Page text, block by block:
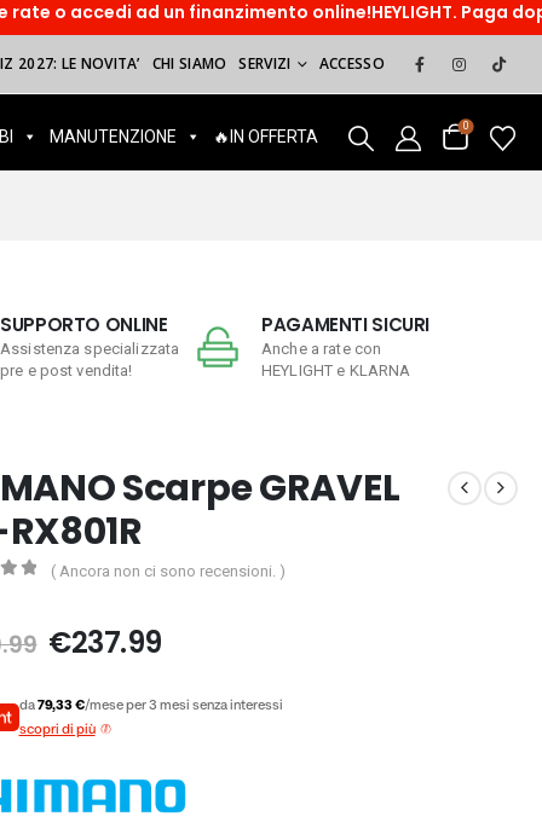
online!HEYLIGHT. Paga dopo, sorridi
2027: LE NOVITA’ CHI SIAMO SERVIZI ACCESSO
MANUTENZIONE 🔥IN OFFERTA
0
SUPPORTO ONLINE
Assistenza specializzata
pre e post vendita!
PAGAMENTI SICURI
Anche a rate con
HEYLIGHT e KLARNA
Scarpe GRAVEL
( Ancora non ci sono recensioni. )
Il
originale
era:
€237.99Il
attuale
da79,33 €/mese per 3 mesi senza interessi
scopri di più